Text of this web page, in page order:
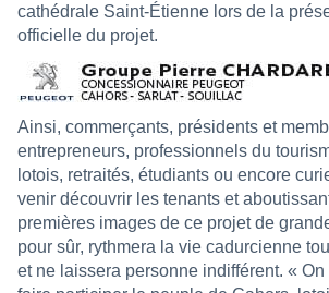
cathédrale Saint-Étienne lors de la
officielle du projet.
Ainsi, commerçants, présidents et
entrepreneurs, professionnels du
lotois, retraités, étudiants ou encore
venir découvrir les tenants et
premières images de ce projet de
pour sûr, rythmera la vie cadurcienne
et ne laissera personne indifférent. «